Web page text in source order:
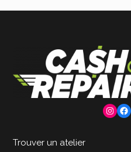
Trouver un atelier